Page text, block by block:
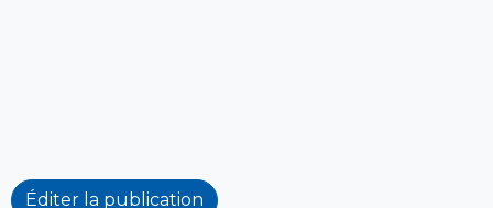
Éditer la publication